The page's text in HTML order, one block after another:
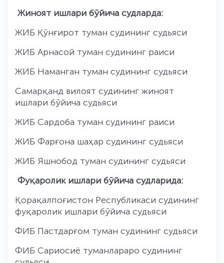
Жиноят ишлари бўйича судларда:
ЖИБ Қўнғирот туман судининг судьяси
ЖИБ Арнасой туман судининг раиси
ЖИБ Наманган туман судининг судьяси
Самарқанд вилоят судининг жиноят
ишлари бўйича судьяси
ЖИБ Сардоба туман судининг раиси
ЖИБ Фарғона шаҳар судининг судьяси
ЖИБ Яшнобод туман судининг судьяси
Фуқаролик ишлари бўйича судларида:
Қорақалпоғистон Республикаси судининг
фуқаролик ишлари бўйича судьяси
ФИБ Пастдарғом туман судининг судьяси
ФИБ Сариосиё туманлараро судининг